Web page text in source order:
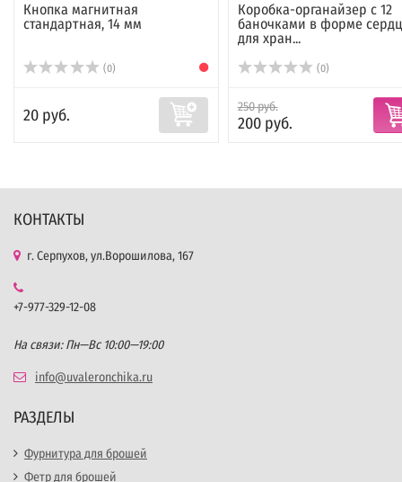
Кнопка магнитная
стандартная, 14 мм
(0)
20 руб.
Коробка-органайзер с 12
баночками в форме
для хран...
(0)
250 руб.
200 руб.
КОНТАКТЫ
г. Серпухов, ул.Ворошилова, 167
+7-977-329-12-08
На связи: Пн—Вс 10:00—19:00
info@uvaleronchika.ru
РАЗДЕЛЫ
Фурнитура для брошей
Фетр для брошей